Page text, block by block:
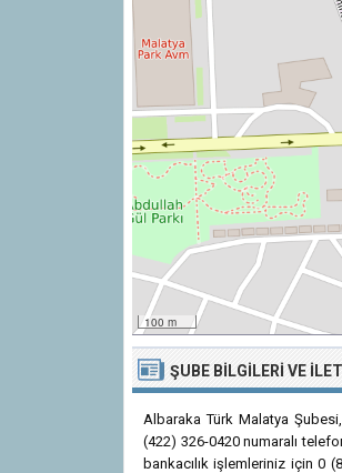
100 m
ŞUBE BILGILERI VE
Albaraka Türk Malatya
(422) 326-0420 numaralı
bankacılık işlemleriniz için 0